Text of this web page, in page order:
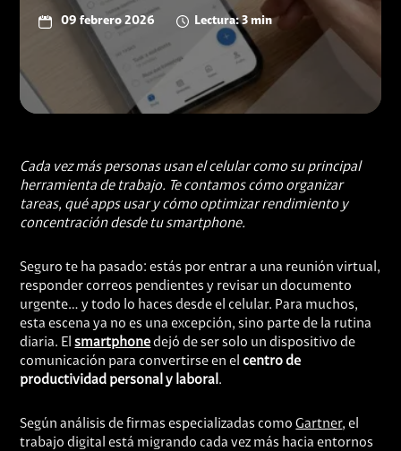
09 febrero 2026 Lectura: 3 min
Cada vez más personas usan el celular como su principal
herramienta de trabajo. Te contamos cómo organizar
tareas, qué apps usar y cómo optimizar rendimiento y
concentración desde tu smartphone.
Seguro te ha pasado: estás por entrar a una reunión virtual,
responder correos pendientes y revisar un documento
urgente… y todo lo haces desde el celular. Para muchos,
esta escena ya no es una excepción, sino parte de la rutina
diaria. Elsmartphonedejó de ser solo un dispositivo de
comunicación para convertirse en elcentro de
productividad personal y laboral .
Según análisis de firmas especializadas comoGartner, el
trabajo digital está migrando cada vez más hacia entornos